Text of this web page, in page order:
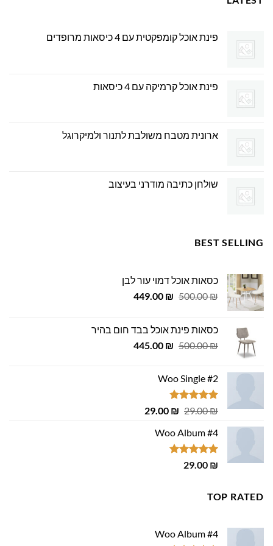
פינת אוכל קומפקטית עם 4 כיסאות מרופדים
פינת אוכל קרמיקה עם 4 כיסאות
ארונית מטבח משולבת לתנור ולמיקרוגל
שולחן כתיבה מודרני בעיצוב
BEST SELLING
כסאות אוכל דמוי עור לבן
500.00₪
המחיר
500.00 ₪.
449.00 ₪
המחיר
449.00 ₪.
כסאות פינת אוכל בבד חום בהיר
500.00₪
המחיר
500.00 ₪.
445.00 ₪
המחיר
Woo Single #2
דורג4.75
29.00₪
המחיר
היה:
29.00 ₪.
29.00 ₪
המחיר
Woo Album #4
דורג5.00
29.00 ₪
TOP RATED
Woo Album #4